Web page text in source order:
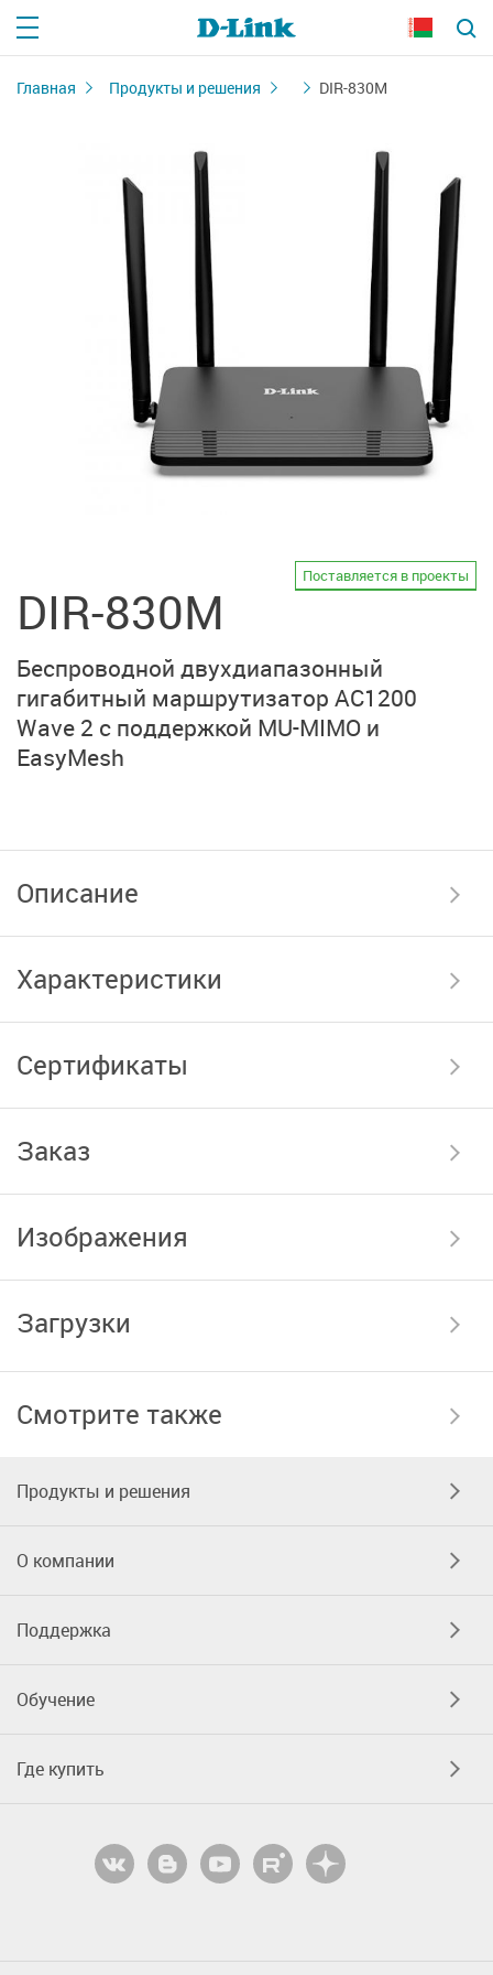
Главная Продукты и решения DIR-830M
DIR-830M
Поставляется в проекты
Беспроводной двухдиапазонный
гигабитный маршрутизатор AC1200
Wave 2 с поддержкой MU-MIMO и
EasyMesh
Описание
Характеристики
Сертификаты
Заказ
Изображения
Загрузки
Смотрите также
Продукты и решения
О компании
Поддержка
Обучение
Где купить